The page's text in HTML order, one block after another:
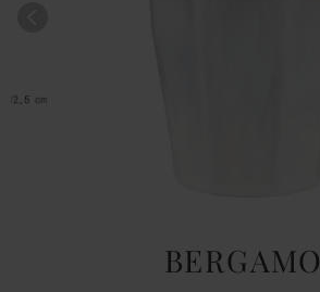
BERGAMO